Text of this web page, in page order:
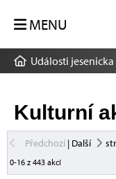
MENU
Události jesenicka
Kulturní
Předchozí| Další
0-16 z 443 akcí